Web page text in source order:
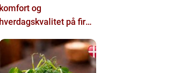
komfort og
hverdagskvalitet på fire